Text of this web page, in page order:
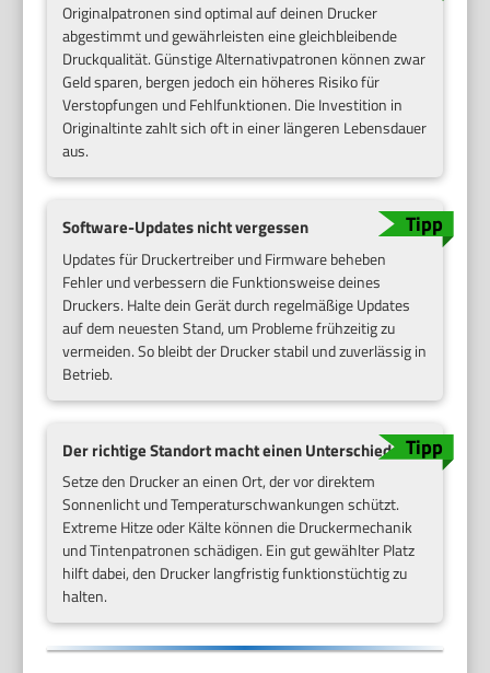
Originalpatronen sind optimal auf deinen Drucker
abgestimmt und gewährleisten eine gleichbleibende
Druckqualität. Günstige Alternativpatronen können zwar
Geld sparen, bergen jedoch ein höheres Risiko für
Verstopfungen und Fehlfunktionen. Die Investition in
Originaltinte zahlt sich oft in einer längeren Lebensdauer
aus.
Software-Updates nicht vergessen
Updates für Druckertreiber und Firmware beheben
Fehler und verbessern die Funktionsweise deines
Druckers. Halte dein Gerät durch regelmäßige Updates
auf dem neuesten Stand, um Probleme frühzeitig zu
vermeiden. So bleibt der Drucker stabil und zuverlässig in
Betrieb.
Der richtige Standort macht einen Unterschied
Setze den Drucker an einen Ort, der vor direktem
Sonnenlicht und Temperaturschwankungen schützt.
Extreme Hitze oder Kälte können die Druckermechanik
und Tintenpatronen schädigen. Ein gut gewählter Platz
hilft dabei, den Drucker langfristig funktionstüchtig zu
halten.